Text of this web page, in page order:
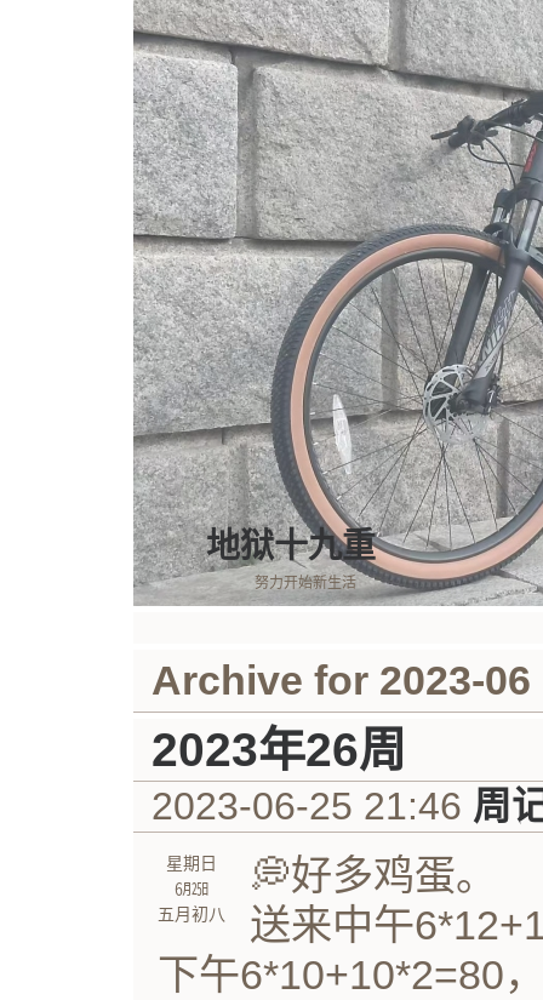
地狱十九重
努力开始新生活
Archive for 2023-06
2023年26周
2023-06-25 21:46 周
星期日
㋅㏸
五月初八
💭好多鸡蛋。
送来中午
下午6*10+10*2=80